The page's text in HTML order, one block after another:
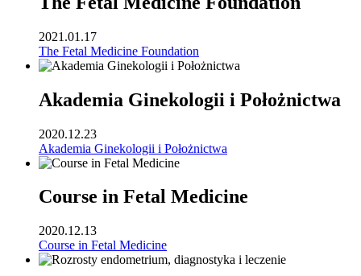
2021.01.17
The Fetal Medicine Foundation
Akademia Ginekologii i Położnictwa
2020.12.23
Akademia Ginekologii i Położnictwa
Course in Fetal Medicine
2020.12.13
Course in Fetal Medicine